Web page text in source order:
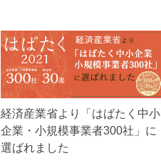
経済産業省より「はばたく中小
企業・小規模事業者300社」に
選ばれました